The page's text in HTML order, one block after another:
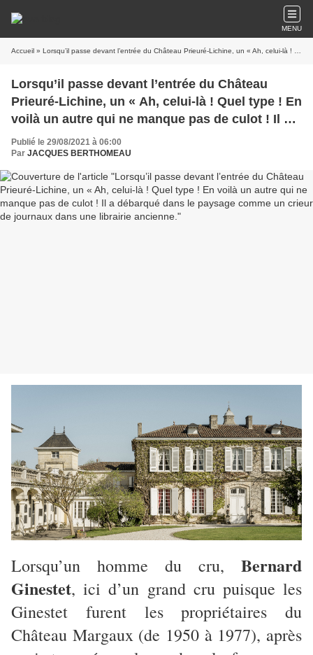
MENU
Accueil » Lorsqu’il passe devant l’entrée du Château Prieuré-Lichine, un « Ah, celui-là ! Quel type ! En voilà un autre qui ne manque pas de culot ! Il a débarqué dans le paysage comme un crieur de journaux dans une librairie ancienne.
Lorsqu’il passe devant l’entrée du Château
Prieuré-Lichine, un « Ah, celui-là ! Quel type ! En
voilà un autre qui ne manque pas de culot ! Il a
débarqué dans le paysage comme un crieur de
journaux dans une librairie ancienne.
Publié le 29/08/2021 à 06:00
Par JACQUES BERTHOMEAU
Lorsqu’un homme du cru, Bernard
Ginestet, ici d’un grand cru puisque les
Ginestet furent les propriétaires du
Château Margaux (de 1950 à 1977), après